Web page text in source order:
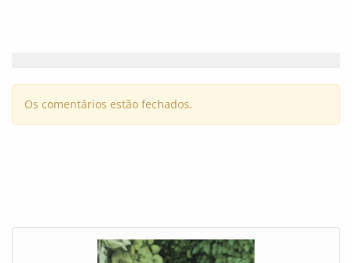
Os comentários estão fechados.